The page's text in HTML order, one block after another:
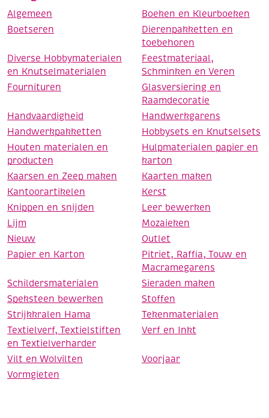
Algemeen
Boeken en Kleurboeken
Boetseren
Dierenpakketten en
toebehoren
Diverse Hobbymaterialen
en Knutselmaterialen
Feestmateriaal,
Schminken en Veren
Fournituren
Glasversiering en
Raamdecoratie
Handvaardigheid
Handwerkgarens
Handwerkpakketten
Hobbysets en Knutselsets
Houten materialen en
producten
Hulpmaterialen papier en
karton
Kaarsen en Zeep maken
Kaarten maken
Kantoorartikelen
Kerst
Knippen en snijden
Leer bewerken
Lijm
Mozaieken
Nieuw
Outlet
Papier en Karton
Pitriet, Raffia, Touw en
Macramegarens
Schildersmaterialen
Sieraden maken
Speksteen bewerken
Stoffen
Strijkkralen Hama
Tekenmaterialen
Textielverf, Textielstiften
en Textielverharder
Verf en Inkt
Vilt en Wolvilten
Voorjaar
Vormgieten